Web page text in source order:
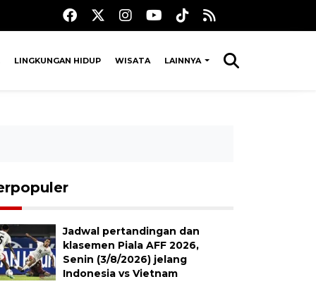
LINGKUNGAN HIDUP WISATA LAINNYA
Jadwal pertandingan dan
klasemen Piala AFF 2026,
Senin (3/8/2026) jelang
Indonesia vs Vietnam